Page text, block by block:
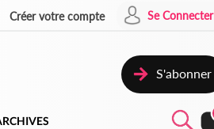
Créer votre compte Se Connecter
S'abonner